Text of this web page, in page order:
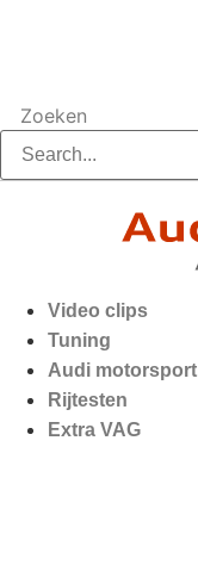
Zoeken
Video clips
Tuning
Audi motorsport
Rijtesten
Extra VAG